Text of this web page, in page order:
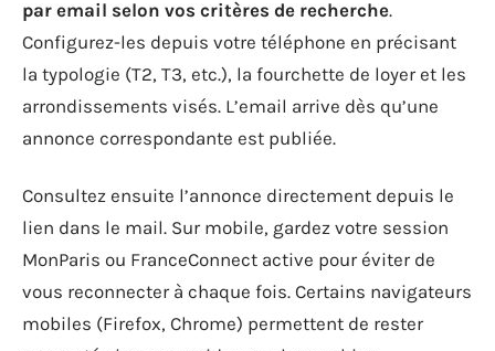
par email selon vos critères de recherche.
Configurez-les depuis votre téléphone en précisant
la typologie (T2, T3, etc.), la fourchette de loyer et les
arrondissements visés. L’email arrive dès qu’une
annonce correspondante est publiée.
Consultez ensuite l’annonce directement depuis le
lien dans le mail. Sur mobile, gardez votre session
MonParis ou FranceConnect active pour éviter de
vous reconnecter à chaque fois. Certains navigateurs
mobiles (Firefox, Chrome) permettent de rester